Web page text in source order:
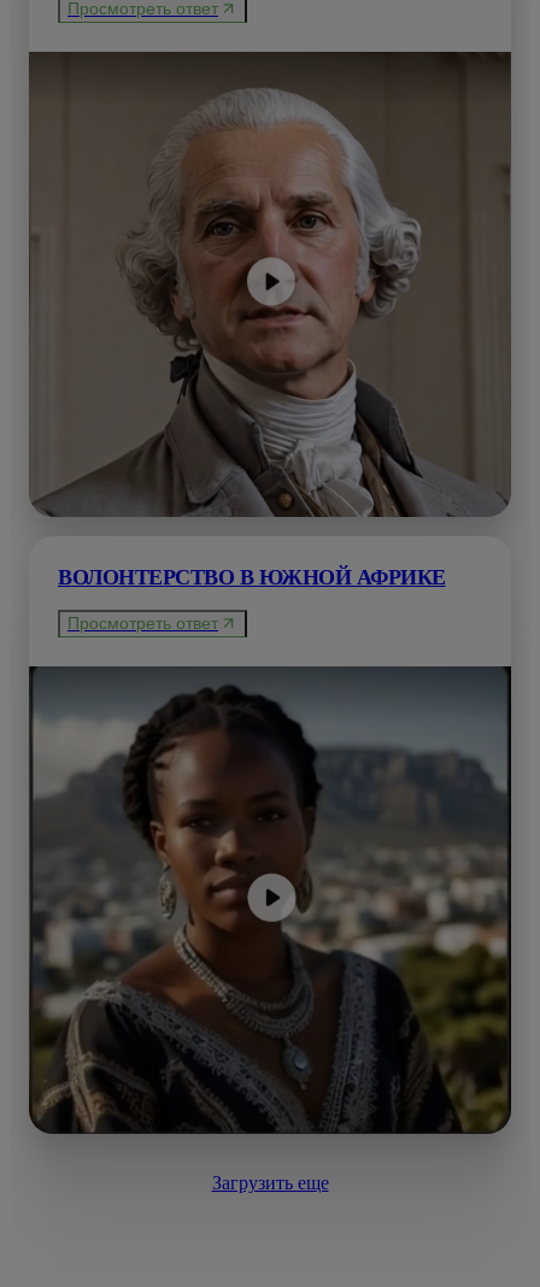
Просмотреть ответ
ВОЛОНТЕРСТВО В ЮЖНОЙ АФРИКЕ
Просмотреть ответ
Загрузить еще